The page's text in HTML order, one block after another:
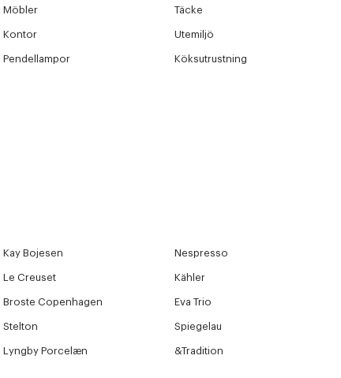
Möbler Täcke
Kontor Utemiljö
Pendellampor Köksutrustning
Kay Bojesen Nespresso
Le Creuset Kähler
Broste Copenhagen Eva Trio
Stelton Spiegelau
Lyngby Porcelæn &Tradition